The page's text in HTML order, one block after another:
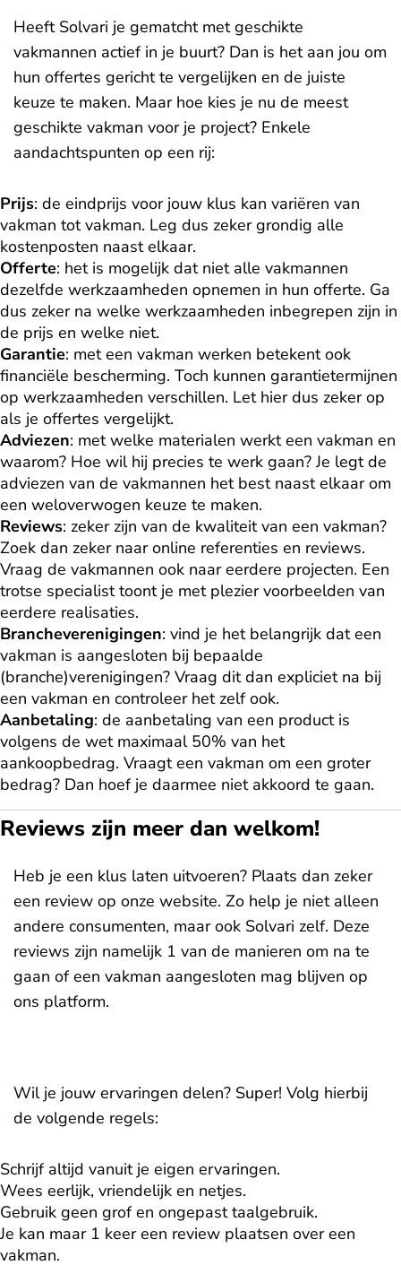
Heeft Solvari je gematcht met geschikte
vakmannen actief in je buurt? Dan is het aan jou om
hun offertes gericht te vergelijken en de juiste
keuze te maken. Maar hoe kies je nu de meest
geschikte vakman voor je project? Enkele
aandachtspunten op een rij:
Prijs: de eindprijs voor jouw klus kan variëren van
vakman tot vakman. Leg dus zeker grondig alle
kostenposten naast elkaar.
Offerte: het is mogelijk dat niet alle vakmannen
dezelfde werkzaamheden opnemen in hun offerte. Ga
dus zeker na welke werkzaamheden inbegrepen zijn in
de prijs en welke niet.
Garantie: met een vakman werken betekent ook
financiële bescherming. Toch kunnen garantietermijnen
op werkzaamheden verschillen. Let hier dus zeker op
als je offertes vergelijkt.
Adviezen: met welke materialen werkt een vakman en
waarom? Hoe wil hij precies te werk gaan? Je legt de
adviezen van de vakmannen het best naast elkaar om
een weloverwogen keuze te maken.
Reviews: zeker zijn van de kwaliteit van een vakman?
Zoek dan zeker naar online referenties en reviews.
Vraag de vakmannen ook naar eerdere projecten. Een
trotse specialist toont je met plezier voorbeelden van
eerdere realisaties.
Brancheverenigingen: vind je het belangrijk dat een
vakman is aangesloten bij bepaalde
(branche)verenigingen? Vraag dit dan expliciet na bij
een vakman en controleer het zelf ook.
Aanbetaling: de aanbetaling van een product is
volgens de wet maximaal 50% van het
aankoopbedrag. Vraagt een vakman om een groter
bedrag? Dan hoef je daarmee niet akkoord te gaan.
Reviews zijn meer dan welkom!
Heb je een klus laten uitvoeren? Plaats dan zeker
een review op onze website. Zo help je niet alleen
andere consumenten, maar ook Solvari zelf. Deze
reviews zijn namelijk 1 van de manieren om na te
gaan of een vakman aangesloten mag blijven op
ons platform.
Wil je jouw ervaringen delen? Super! Volg hierbij
de volgende regels:
Schrijf altijd vanuit je eigen ervaringen.
Wees eerlijk, vriendelijk en netjes.
Gebruik geen grof en ongepast taalgebruik.
Je kan maar 1 keer een review plaatsen over een
vakman.